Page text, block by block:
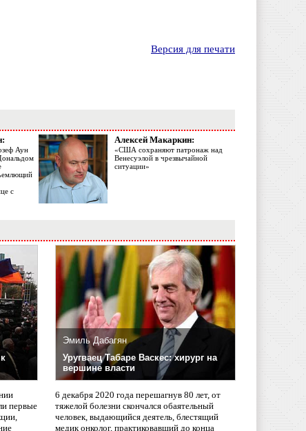
Версия для печати
Аун
с
Алексей Макаркин:
«США сохраняют патронаж над
Венесуэлой в чрезвычайной
ситуации»
первые
Эмиль Дабагян
Уругваец Табаре Васкес: хирург на
вершине власти
6 декабря 2020 года перешагнув 80 лет, от
тяжелой болезни скончался обаятельный
человек, выдающийся деятель, блестящий
медик онколог, практиковавший до конца